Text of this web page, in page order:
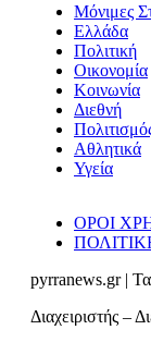
Μόνιμες
Ελλάδα
Πολιτική
Οικονομία
Κοινωνία
Διεθνή
Αθλητικά
Υγεία
ΟΡΟΙ
pyrranews.gr |
Διαχειριστής –